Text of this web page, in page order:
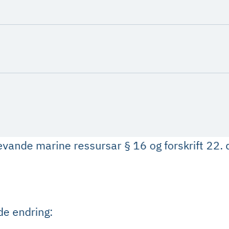
marine ressursar § 16 og forskrift 22.
endring: